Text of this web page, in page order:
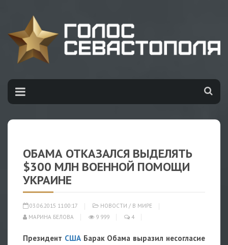
ОБАМА ОТКАЗАЛСЯ ВЫДЕЛЯТЬ
$300 МЛН ВОЕННОЙ ПОМОЩИ
УКРАИНЕ
03.06.2015 11:00:17 НОВОСТИ / В МИРЕ
МАРИНА БЕЛОВА
9 999 4
Президент СШАБарак Обама выразил несогласие